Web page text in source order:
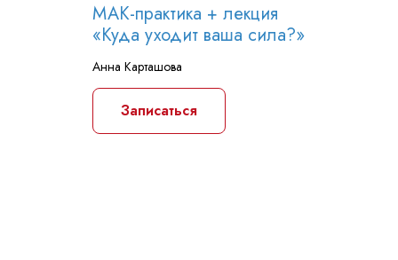
МАК-практика + лекция
«Куда уходит ваша сила?»
Анна Карташова
Записаться